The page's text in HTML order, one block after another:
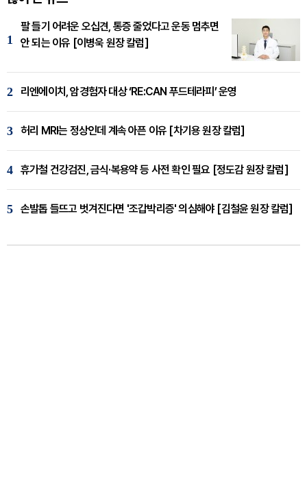
1
팔 들기 어려운 오십견, 통증 줄었다고 운동 멈추면
안 되는 이유 [이병욱 원장 칼럼]
2 리엔에이치, 암경험자 대상 ‘RE:CAN 푸드테라피’ 운영
3 허리 MRI는 정상인데 계속 아픈 이유 [차기용 원장 칼럼]
4 휴가철 건강검진, 금식·복용약 등 사전 확인 필요 [정도감 원장 칼럼]
5 손발톱 들뜨고 벗겨진다면 '조갑박리증' 의심해야 [김철윤 원장 칼럼]